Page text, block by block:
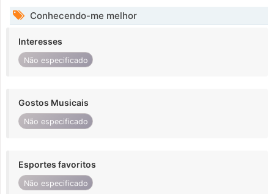
Conhecendo-me melhor
Interesses
Não especificado
Gostos Musicais
Não especificado
Esportes favoritos
Não especificado